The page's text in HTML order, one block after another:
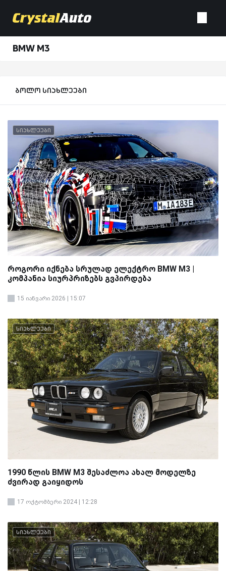
BMW M3
ბოლო სიახლეები
სიახლეები
როგორი იქნება სრულად ელექტრო BMW M3 |
კომპანია სიურპრიზებს გვპირდება
15 იანვარი 2026 | 15:07
სიახლეები
1990 წლის BMW M3 შესაძლოა ახალ მოდელზე
ძვირად გაიყიდოს
17 ოქტომბერი 2024 | 12:28
სიახლეები